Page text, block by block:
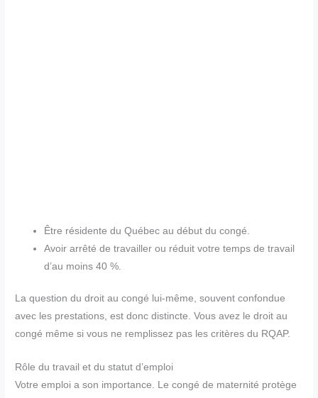
Être résidente du Québec au début du congé.
Avoir arrêté de travailler ou réduit votre temps de travail
d’au moins 40 %.
La question du droit au congé lui-même, souvent confondue
avec les prestations, est donc distincte. Vous avez le droit au
congé même si vous ne remplissez pas les critères du RQAP.
Rôle du travail et du statut d’emploi
Votre emploi a son importance. Le congé de maternité protège